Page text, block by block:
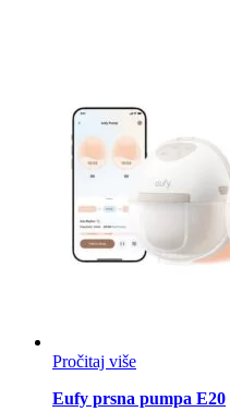
Pročitaj više
Eufy prsna pumpa E20